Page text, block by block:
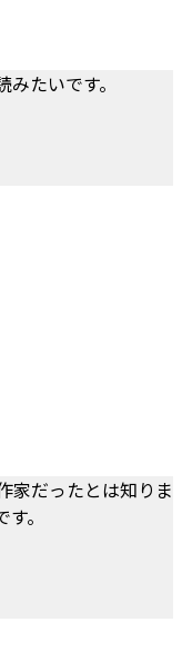
たいです。
家だったとは知りま
。